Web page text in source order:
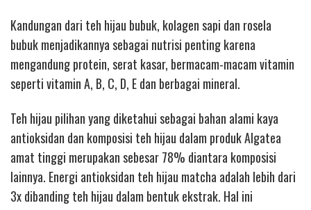
Kandungan dari teh hijau bubuk, kolagen sapi dan rosela
bubuk menjadikannya sebagai nutrisi penting karena
mengandung protein, serat kasar, bermacam-macam vitamin
seperti vitamin A, B, C, D, E dan berbagai mineral.
Teh hijau pilihan yang diketahui sebagai bahan alami kaya
antioksidan dan komposisi teh hijau dalam produk Algatea
amat tinggi merupakan sebesar 78% diantara komposisi
lainnya. Energi antioksidan teh hijau matcha adalah lebih dari
3x dibanding teh hijau dalam bentuk ekstrak. Hal ini